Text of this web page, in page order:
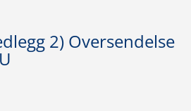
2) Oversendelse